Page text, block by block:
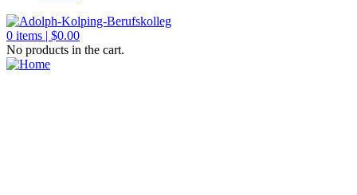
0 items | $0.00
No products in the cart.